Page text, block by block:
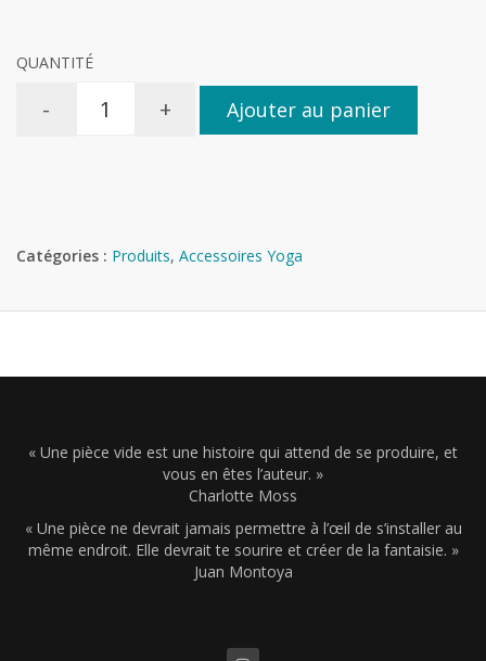
QUANTITÉ
- + Ajouter au panier
Catégories : Produits, Accessoires Yoga
« Une pièce vide est une histoire qui attend de se produire, et
vous en êtes l’auteur. »
Charlotte Moss
« Une pièce ne devrait jamais permettre à l’œil de s’installer au
même endroit. Elle devrait te sourire et créer de la fantaisie. »
Juan Montoya